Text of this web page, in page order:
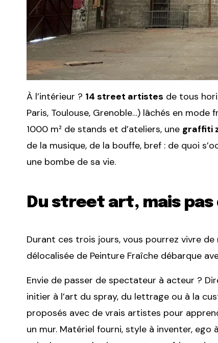
À l’intérieur ? 14 street artistes de tous
Paris, Toulouse, Grenoble…) lâchés en
1000 m² de stands et d’ateliers, une graffiti
de la musique, de la bouffe, bref : de quoi
une bombe de sa vie.
Du street art, mais pas
Durant ces trois jours, vous pourrez vivre
délocalisée de Peinture Fraîche débarque
Envie de passer de spectateur à acteur ?
initier à l’art du spray, du lettrage ou à la
proposés avec de vrais artistes pour
un mur. Matériel fourni, style à inventer,